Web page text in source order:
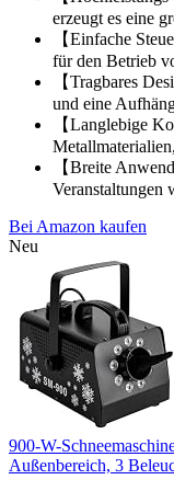
erzeugt es eine
【Einfache
für den Betrieb
【Tragbares
und eine
【Langlebige
【Breite
Veranstaltungen
Bei Amazon kaufen
Neu
900-W-
Außenbereich, 3